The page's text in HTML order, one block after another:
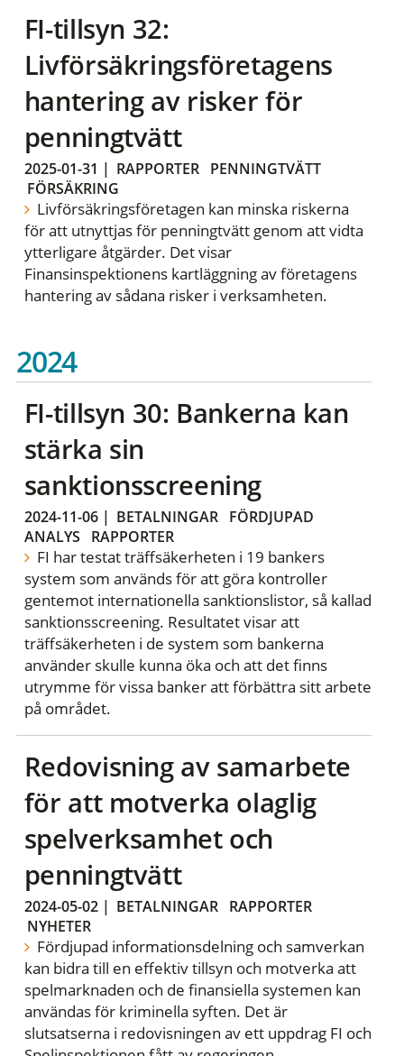
FI-tillsyn 32:
Livförsäkringsföretagens
hantering av risker för
penningtvätt
2025-01-31 | RAPPORTER
PENNINGTVÄTT
FÖRSÄKRING
Livförsäkringsföretagen kan minska riskerna
för att utnyttjas för penningtvätt genom att vidta
ytterligare åtgärder. Det visar
Finansinspektionens kartläggning av företagens
hantering av sådana risker i verksamheten.
2024
FI-tillsyn 30: Bankerna kan
stärka sin
sanktionsscreening
2024-11-06| BETALNINGAR
FÖRDJUPAD
ANALYS
RAPPORTER
FI har testat träffsäkerheten i 19 bankers
system som används för att göra kontroller
gentemot internationella sanktionslistor, så kallad
sanktionsscreening. Resultatet visar att
träffsäkerheten i de system som bankerna
använder skulle kunna öka och att det finns
utrymme för vissa banker att förbättra sitt arbete
på området.
Redovisning av samarbete
för att motverka olaglig
spelverksamhet och
penningtvätt
2024-05-02| BETALNINGAR
RAPPORTER
NYHETER
Fördjupad informationsdelning och samverkan
kan bidra till en effektiv tillsyn och motverka att
spelmarknaden och de finansiella systemen kan
användas för kriminella syften. Det är
slutsatserna i redovisningen av ett uppdrag FI och